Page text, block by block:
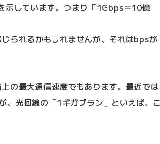
しています。つまり「1Gbps＝10億
られるかもしれませんが、それはbpsが
の最大通信速度でもあります。最近では
光回線の「1ギガプラン」といえば、こ